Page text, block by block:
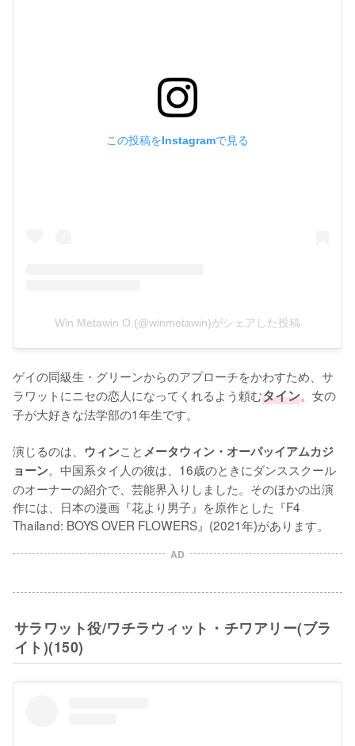
この投稿をInstagramで見る
Win Metawin O.(@winmetawin)がシェアした投稿
ゲイの同級生・グリーンからのアプローチをかわすため、サ
ラワットにニセの恋人になってくれるよう頼むタイン。女の
子が大好きな法学部の1年生です。
演じるのは、 ウィンことメータウィン・オーパッイアムカジ
ョーン。中国系タイ人の彼は、16歳のときにダンススクール
のオーナーの紹介で、芸能界入りしました。そのほかの出演
作には、日本の漫画『花より男子』を原作とした『F4
Thailand: BOYS OVER FLOWERS』(2021年)があります。
AD
サラワット役/ワチラウィット・チワアリー(ブラ
イト)(150)